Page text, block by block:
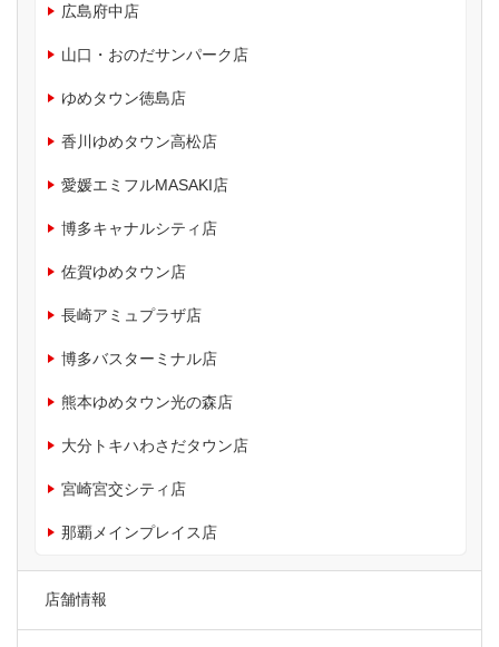
広島府中店
山口・おのだサンパーク店
ゆめタウン徳島店
香川ゆめタウン高松店
愛媛エミフルMASAKI店
博多キャナルシティ店
佐賀ゆめタウン店
長崎アミュプラザ店
博多バスターミナル店
熊本ゆめタウン光の森店
大分トキハわさだタウン店
宮崎宮交シティ店
那覇メインプレイス店
店舗情報